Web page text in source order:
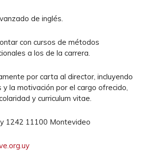
de inglés.
con cursos de métodos
a los de la carrera.
por carta al director, incluyendo
la motivación por el cargo ofrecido,
y curriculum vitae.
1242 11100 Montevideo